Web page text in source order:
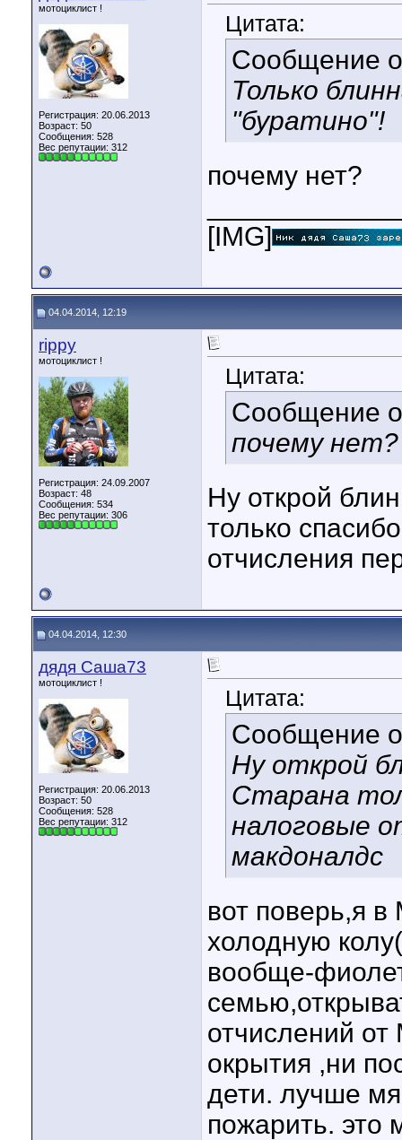
мотоциклист !
Регистрация: 20.06.2013
Возраст: 50
Сообщения: 528
Вес репутации: 312
Цитата:
Сообщение
Только
"буратино"!
почему нет?
[IMG]
04.04.2014, 12:19
rippy
мотоциклист !
Регистрация: 24.09.2007
Возраст: 48
Сообщения: 534
Вес репутации: 306
Цитата:
Сообщение
почему нет?
Ну открой
только
отчисления
04.04.2014, 12:30
дядя Саша73
мотоциклист !
Регистрация: 20.06.2013
Возраст: 50
Сообщения: 528
Вес репутации: 312
Цитата:
Сообщение
Ну открой
Старана
налоговые
макдоналдс
вот поверь,я
холодную
вообще-
отчислений
окрытия ,ни
дети. лучше
пожарить. это